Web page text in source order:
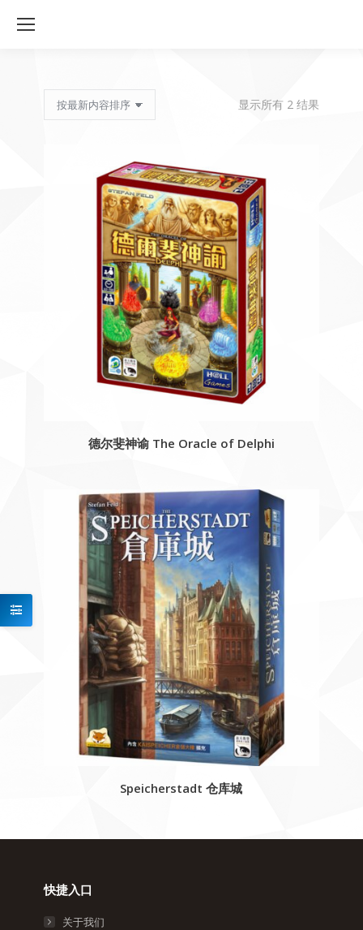
显示所有 2 结果
德尔斐神谕 The Oracle of Delphi
Speicherstadt 仓库城
快捷入口
关于我们